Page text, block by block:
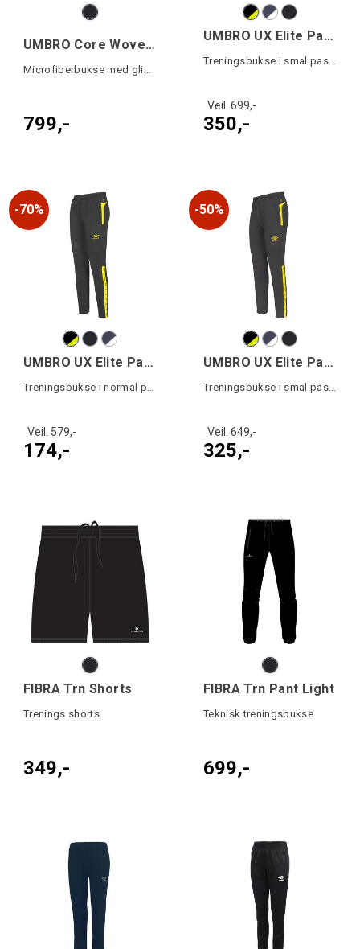
UMBRO Core Woven FZ Pant
Microfiberbukse med glidelås langs siden
799,-
UMBRO UX Elite Pant Slim
Treningsbukse i smal passform
Veil. 699,-
350,-
70%
UMBRO UX Elite Pant Reg
Treningsbukse i normal passform
Veil. 579,-
174,-
50%
UMBRO UX Elite Pant SlimJ
Treningsbukse i smal passform
Veil. 649,-
325,-
FIBRA Trn Shorts
Trenings shorts
349,-
FIBRA Trn Pant Light
Teknisk treningsbukse
699,-